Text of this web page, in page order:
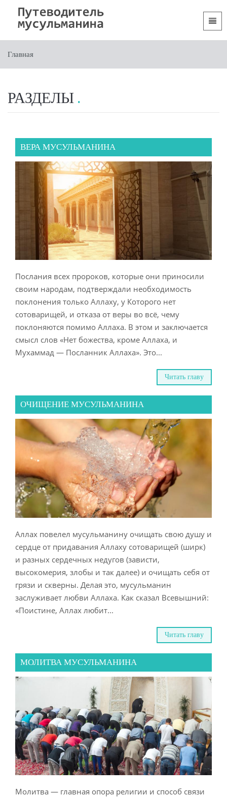
Главная
Языки
azərbaycan
简体中文
English
Français
Hausa
Bahasa Indonesia
Қазақ
فارسی
Русский
Somali
Kiswahili
o'zbek
Yorùbá
Главная
РАЗДЕЛЫ
ВЕРА МУСУЛЬМАНИНА
Послания всех пророков, которые они приносили
своим народам, подтверждали необходимость
поклонения только Аллаху, у Которого нет
сотоварищей, и отказа от веры во всё, чему
поклоняются помимо Аллаха. В этом и заключается
смысл слов «Нет божества, кроме Аллаха, и
Мухаммад — Посланник Аллаха». Это...
Читать главу
ОЧИЩЕНИЕ МУСУЛЬМАНИНА
Аллах повелел мусульманину очищать свою душу и
сердце от придавания Аллаху сотоварищей (ширк)
и разных сердечных недугов (зависти,
высокомерия, злобы и так далее) и очищать себя от
грязи и скверны. Делая это, мусульманин
заслуживает любви Аллаха. Как сказал Всевышний:
«Поистине, Аллах любит...
Читать главу
МОЛИТВА МУСУЛЬМАНИНА
Молитва — главная опора религии и способ связи